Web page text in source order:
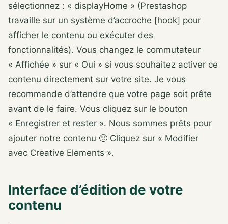
sélectionnez : « displayHome » (Prestashop
travaille sur un système d’accroche [hook] pour
afficher le contenu ou exécuter des
fonctionnalités). Vous changez le commutateur
« Affichée » sur « Oui » si vous souhaitez activer ce
contenu directement sur votre site. Je vous
recommande d’attendre que votre page soit prête
avant de le faire. Vous cliquez sur le bouton
« Enregistrer et rester ». Nous sommes prêts pour
ajouter notre contenu 🙂 Cliquez sur « Modifier
avec Creative Elements ».
Interface d’édition de votre
contenu